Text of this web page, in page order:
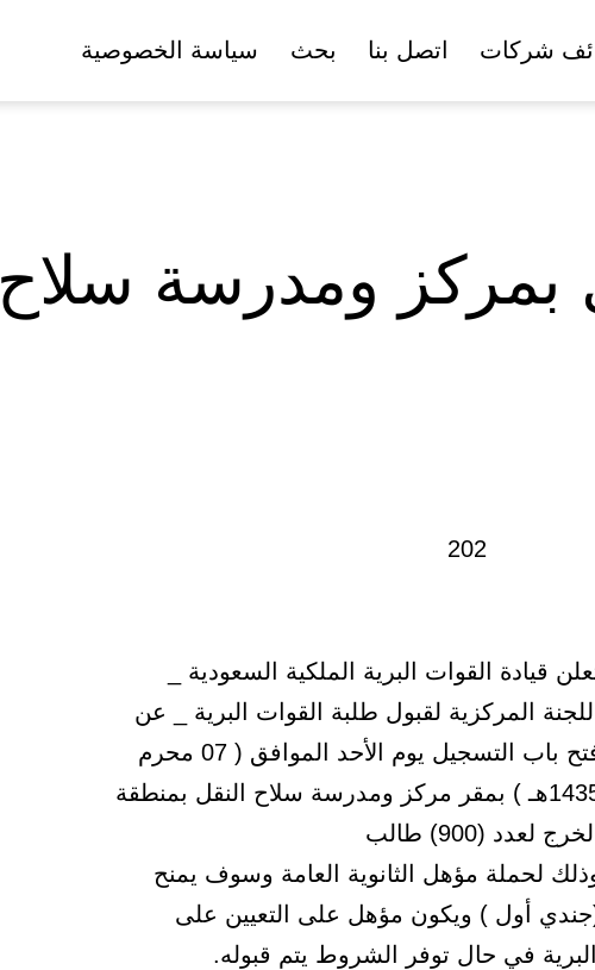
شركات اتصل بنا بحث سياسة الخصوصية
بمركز ومدرسة سلاح
قيادة القوات البرية الملكية السعودية _
اللجنة المركزية لقبول طلبة القوات البرية _ عن
فتح باب التسجيل يوم الأحد الموافق ( 07 محرم
1435هـ ) بمقر مركز ومدرسة سلاح النقل بمنطقة
الخرج لعدد (900) طالب
لحملة مؤهل الثانوية العامة وسوف يمنح
(جندي أول ) ويكون مؤهل على التعيين على
في حال توفر الشروط يتم قبوله.